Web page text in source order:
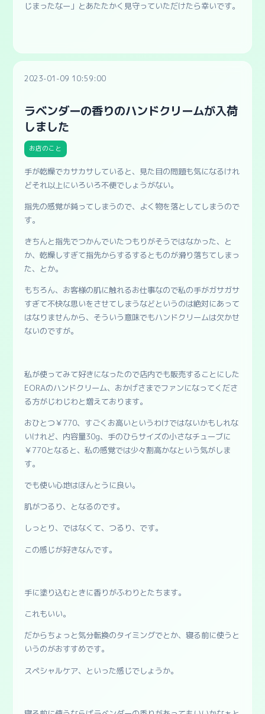
じまったなー」とあたたかく見守っていただけたら幸いです。
2023-01-09 10:59:00
ラベンダーの香りのハンドクリームが入荷
しました
お店のこと
手が乾燥でカサカサしていると、見た目の問題も気になるけれ
どそれ以上にいろいろ不便でしょうがない。
指先の感覚が鈍ってしまうので、よく物を落としてしまうので
す。
きちんと指先でつかんでいたつもりがそうではなかった、と
か、乾燥しすぎて指先からするするとものが滑り落ちてしまっ
た、とか。
もちろん、お客様の肌に触れるお仕事なので私の手がガサガサ
すぎて不快な思いをさせてしまうなどというのは絶対にあって
はなりませんから、そういう意味でもハンドクリームは欠かせ
ないのですが。
私が使ってみて好きになったので店内でも販売することにした
EORAのハンドクリーム、おかげさまでファンになってくださ
る方がじわじわと増えております。
おひとつ￥770、すごくお高いというわけではないかもしれな
いけれど、内容量30g、手のひらサイズの小さなチューブに
￥770となると、私の感覚では少々割高かなという気がしま
す。
でも使い心地はほんとうに良い。
肌がつるり、となるのです。
しっとり、ではなくて、つるり、です。
この感じが好きなんです。
手に塗り込むときに香りがふわりとたちます。
これもいい。
だからちょっと気分転換のタイミングでとか、寝る前に使うと
いうのがおすすめです。
スペシャルケア、といった感じでしょうか。